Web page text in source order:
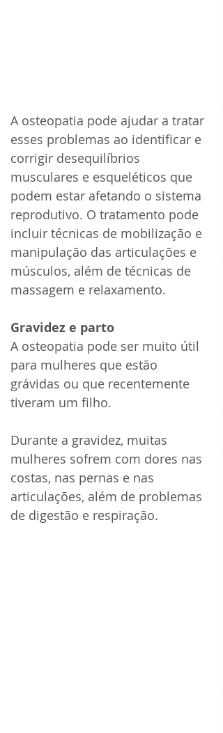
A osteopatia pode ajudar a tratar
esses problemas ao identificar e
corrigir desequilíbrios
musculares e esqueléticos que
podem estar afetando o sistema
reprodutivo. O tratamento pode
incluir técnicas de mobilização e
manipulação das articulações e
músculos, além de técnicas de
massagem e relaxamento.
Gravidez e parto
A osteopatia pode ser muito útil
para mulheres que estão
grávidas ou que recentemente
tiveram um filho.
Durante a gravidez, muitas
mulheres sofrem com dores nas
costas, nas pernas e nas
articulações, além de problemas
de digestão e respiração.